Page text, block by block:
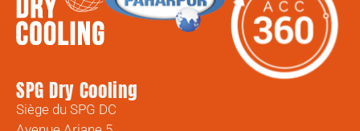
SPG Dry Cooling
Siège du SPG DC